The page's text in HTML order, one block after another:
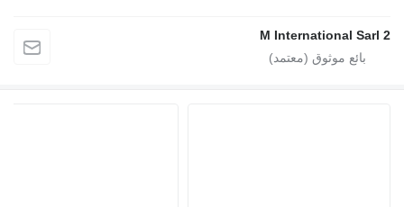
2 M International Sarl